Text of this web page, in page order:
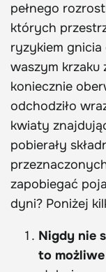
pełnego
których
ryzykiem
waszym krzaku
koniecznie
odchodziło
kwiaty
pobierały
zapobiegać
dyni? Poniżej
Nigdy nie
to możliwe